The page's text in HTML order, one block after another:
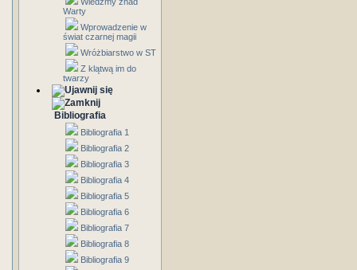
Warty
Wprowadzenie w
świat czarnej magii
Wróżbiarstwo w ST
Z klątwą im do
twarzy
Bibliografia
Bibliografia 1
Bibliografia 2
Bibliografia 3
Bibliografia 4
Bibliografia 5
Bibliografia 6
Bibliografia 7
Bibliografia 8
Bibliografia 9